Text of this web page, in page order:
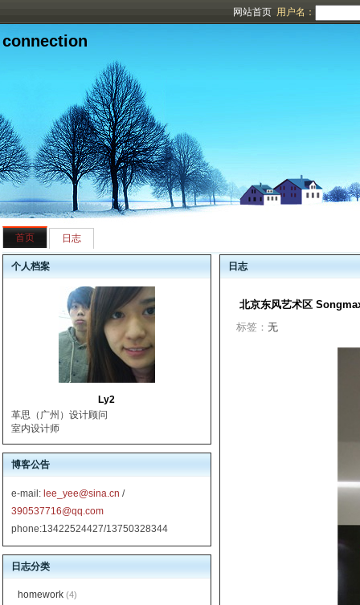
网站首页 用户名：
connection
首页 日志
个人档案
Ly2
革思（广州）设计顾问
室内设计师
博客公告
e-mail: lee_yee@sina.cn /
390537716@qq.com
phone:13422524427/13750328344
日志分类
homework (4)
日志
北京东风艺术区
标签： 无